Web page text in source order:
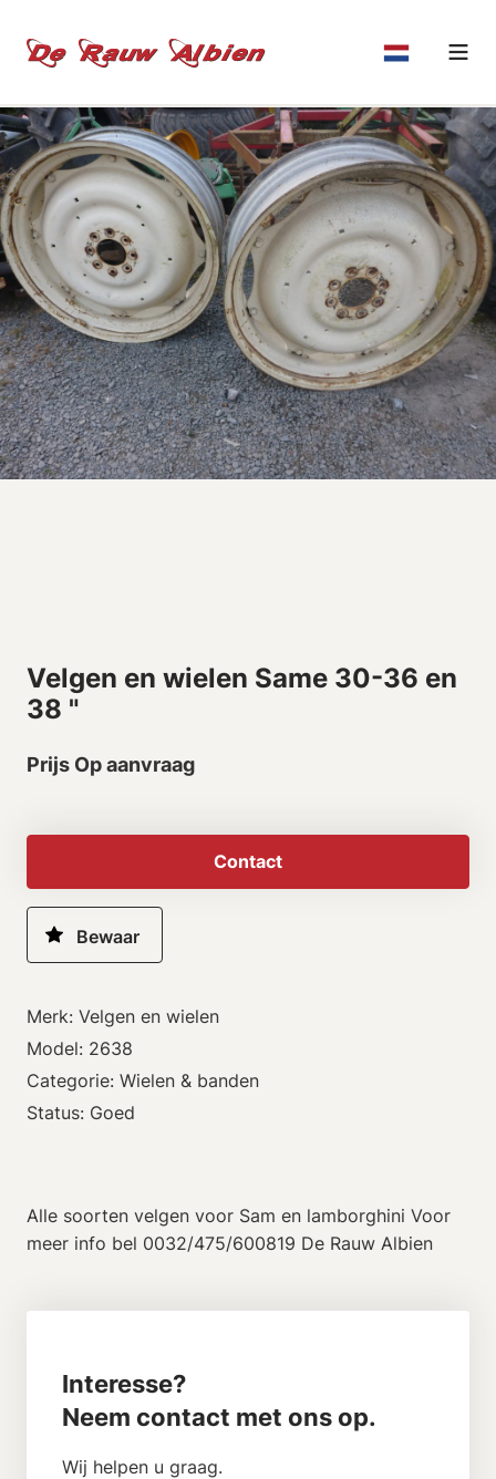
Velgen en wielen Same 30-36 en
38 "
Prijs Op aanvraag
Contact
Merk: Velgen en wielen
Model: 2638
Categorie: Wielen & banden
Status: Goed
Alle soorten velgen voor Sam en lamborghini Voor
meer info bel 0032/475/600819 De Rauw Albien
Interesse?
Neem contact met ons op.
Wij helpen u graag.